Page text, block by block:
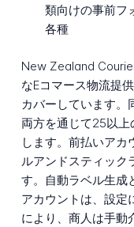
類向けの事前フ
各種
New Zealand
なEコマース物流提
カバーしています。
両方を通じて25以上
します。前払いアカ
ルアンドスティック
す。自動ラベル生成
アカウントは、設定
により、商人は手動